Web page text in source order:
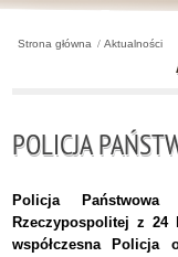
Strona główna Aktualności
POLICJA
Policja Państwowa
Rzeczypospolitej z 24
współczesna Policja